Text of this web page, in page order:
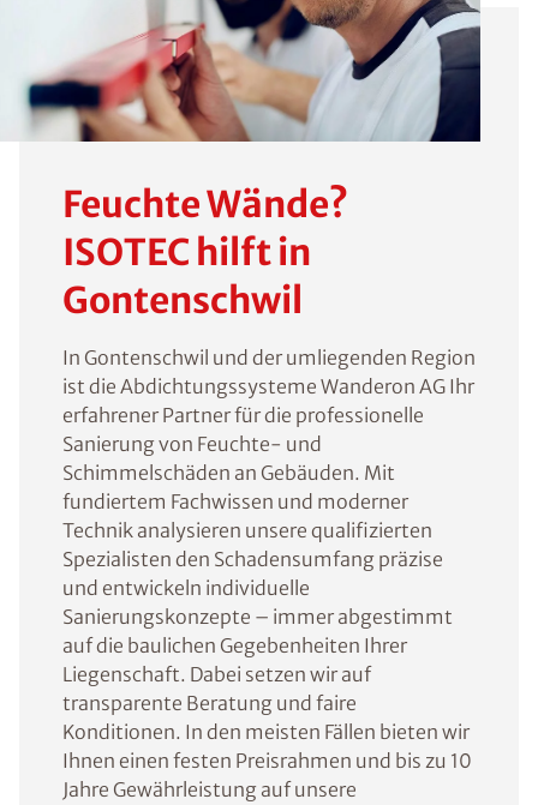
Feuchte Wände?
ISOTEC hilft in
Gontenschwil
In Gontenschwil und der umliegenden Region
ist die Abdichtungssysteme Wanderon AG Ihr
erfahrener Partner für die professionelle
Sanierung von Feuchte- und
Schimmelschäden an Gebäuden. Mit
fundiertem Fachwissen und moderner
Technik analysieren unsere qualifizierten
Spezialisten den Schadensumfang präzise
und entwickeln individuelle
Sanierungskonzepte – immer abgestimmt
auf die baulichen Gegebenheiten Ihrer
Liegenschaft. Dabei setzen wir auf
transparente Beratung und faire
Konditionen. In den meisten Fällen bieten wir
Ihnen einen festen Preisrahmen und bis zu 10
Jahre Gewährleistung auf unsere